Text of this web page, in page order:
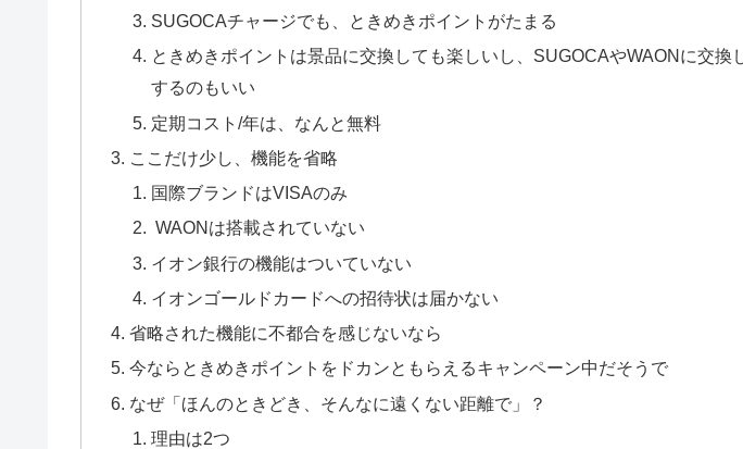
SUGOCAチャージでも、ときめきポイントがたまる
ときめきポイントは景品に交換しても楽しいし、SUGOCAやWAONに交換
するのもいい
定期コスト/年は、なんと無料
ここだけ少し、機能を省略
国際ブランドはVISAのみ
WAONは搭載されていない
イオン銀行の機能はついていない
イオンゴールドカードへの招待状は届かない
省略された機能に不都合を感じないなら
今ならときめきポイントをドカンともらえるキャンペーン中だそうで
なぜ「ほんのときどき、そんなに遠くない距離で」？
理由は2つ